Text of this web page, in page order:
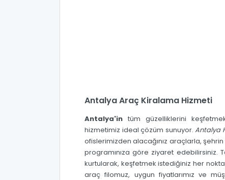
Antalya Araç Kiralama Hizmeti
Antalya'in tüm güzelliklerini
hizmetimiz ideal çözüm sunuyor. Antalya
ofislerimizden alacağınız araçlarla,
programınıza göre ziyaret edebilirsiniz.
kurtularak, keşfetmek istediğiniz her
araç filomuz, uygun fiyatlarımız ve